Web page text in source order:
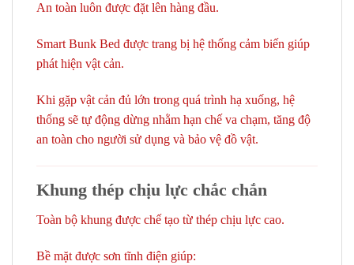
An toàn luôn được đặt lên hàng đầu.
Smart Bunk Bed được trang bị hệ thống cảm biến giúp
phát hiện vật cản.
Khi gặp vật cản đủ lớn trong quá trình hạ xuống, hệ
thống sẽ tự động dừng nhằm hạn chế va chạm, tăng độ
an toàn cho người sử dụng và bảo vệ đồ vật.
Khung thép chịu lực chắc chắn
Toàn bộ khung được chế tạo từ thép chịu lực cao.
Bề mặt được sơn tĩnh điện giúp: